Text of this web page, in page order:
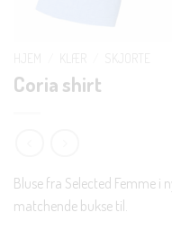
Coria shirt
Bluse fra Selected Femme i
matchende bukse til.